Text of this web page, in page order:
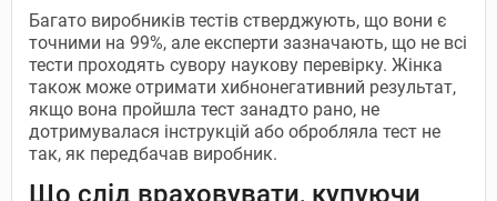
Багато виробників тестів стверджують, що вони є
точними на 99%, але експерти зазначають, що не всі
тести проходять сувору наукову перевірку. Жінка
також може отримати хибнонегативний результат,
якщо вона пройшла тест занадто рано, не
дотримувалася інструкцій або обробляла тест не
так, як передбачав виробник.
Що слід враховувати, купуючи